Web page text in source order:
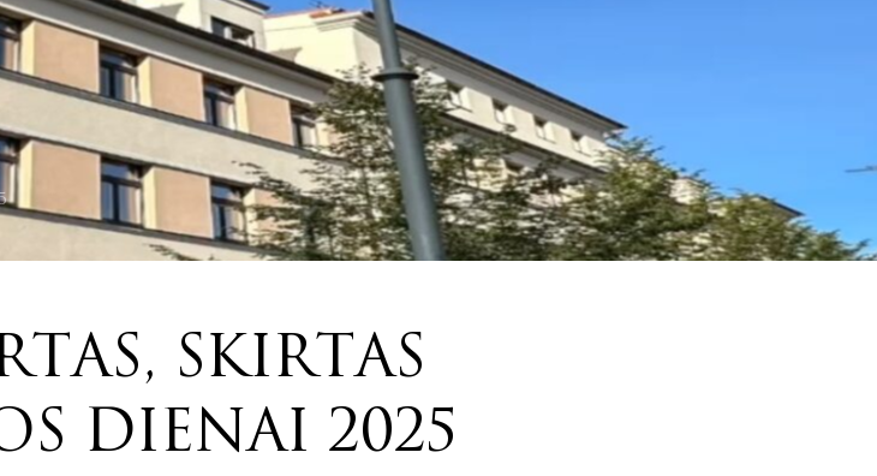
SKIRTAS
DIENAI 2025